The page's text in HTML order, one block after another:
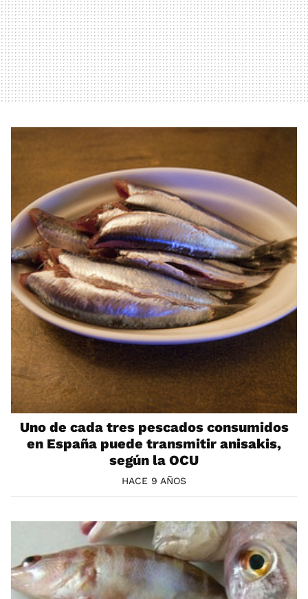
Uno de cada tres pescados consumidos
en España puede transmitir anisakis,
según la OCU
HACE 9 AÑOS